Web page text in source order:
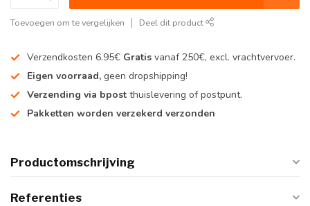
Toevoegen om te vergelijken Deel dit product
Verzendkosten 6.95€ Gratis vanaf 250€, excl. vrachtvervoer.
Eigen voorraad, geen dropshipping!
Verzending via bpost thuislevering of postpunt.
Pakketten worden verzekerd verzonden
Productomschrijving
Referenties